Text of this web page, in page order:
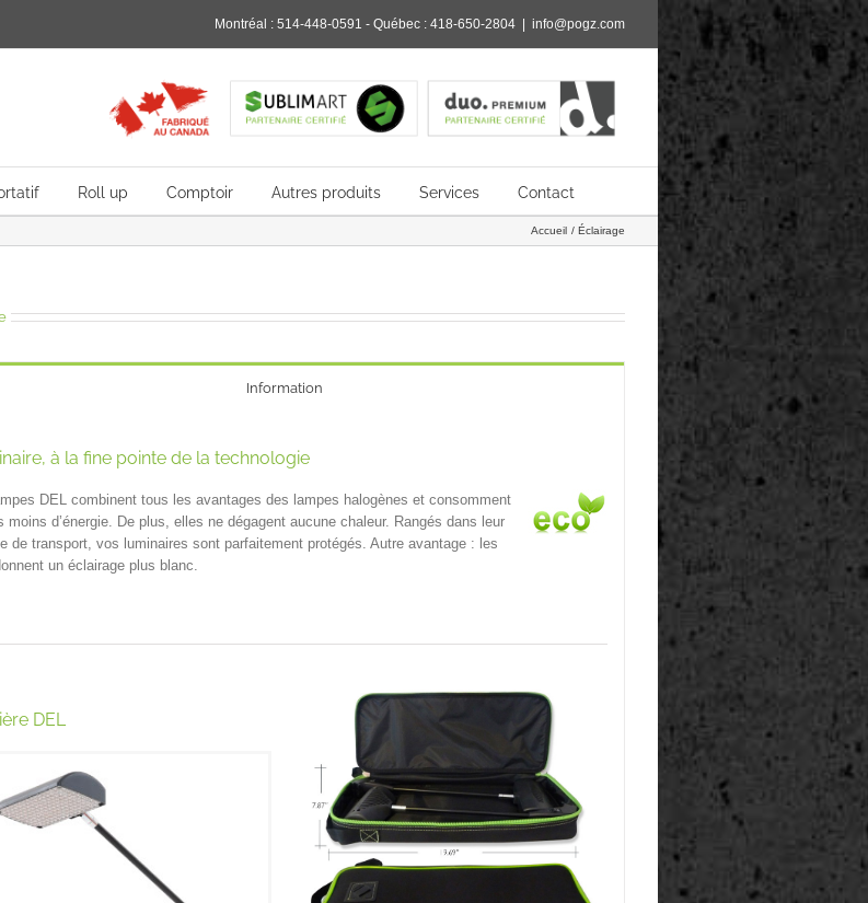
Montréal : 514-448-0591 - Québec : 418-650-2804 info@pogz.com
Roll up Comptoir Autres produits Services Contact
Accueil Éclairage
Information
à la fine pointe de la technologie
DEL combinent tous les avantages des lampes halogènes et consomment
moins d’énergie. De plus, elles ne dégagent aucune chaleur. Rangés dans leur
de transport, vos luminaires sont parfaitement protégés. Autre avantage : les
un éclairage plus blanc.
DEL